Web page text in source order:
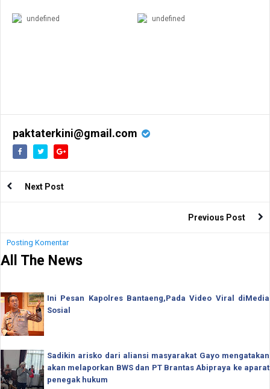
undefined undefined
paktaterkini@gmail.com
Next Post
Previous Post
Posting Komentar
All The News
Ini Pesan Kapolres Bantaeng,Pada Video Viral diMedia
Sosial
Sadikin arisko dari aliansi masyarakat Gayo mengatakan
akan melaporkan BWS dan PT Brantas Abipraya ke aparat
penegak hukum